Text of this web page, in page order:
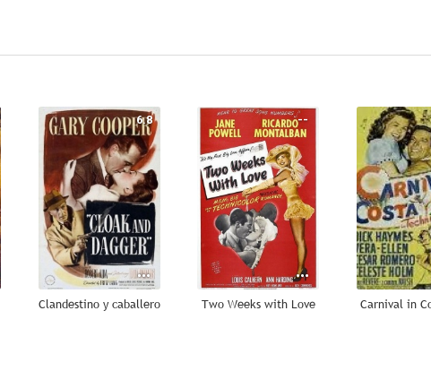
6.8
Clandestino y caballero
--
Two Weeks with Love Carnival in